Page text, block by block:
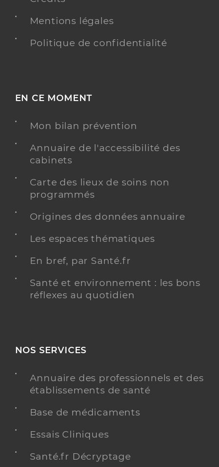
Mentions légales
Politique de confidentialité
EN CE MOMENT
Mon bilan prévention
Annuaire de l'accessibilité des
cabinets
Carte des lieux de soins non
programmés
Origines des données annuaire
Les espaces thématiques
En bref, par Santé.fr
Santé et environnement : les bons
réflexes au quotidien
NOS SERVICES
Annuaire des professionnels et des
établissements de santé
Base de médicaments
Essais Cliniques
Santé.fr Décryptage